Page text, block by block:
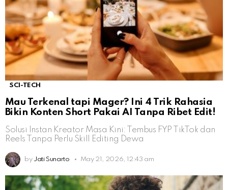
SCI-TECH
Mau Terkenal tapi Mager? Ini 4 Trik Rahasia
Bikin Konten Short Pakai AI Tanpa Ribet Edit!
Solusi Instan Kreator Masa Kini: Tembus FYP TikTok dan
Reels Tanpa Perlu Skill Editing Dewa
by Jati Sunarto May 21, 2026, 12:43 am